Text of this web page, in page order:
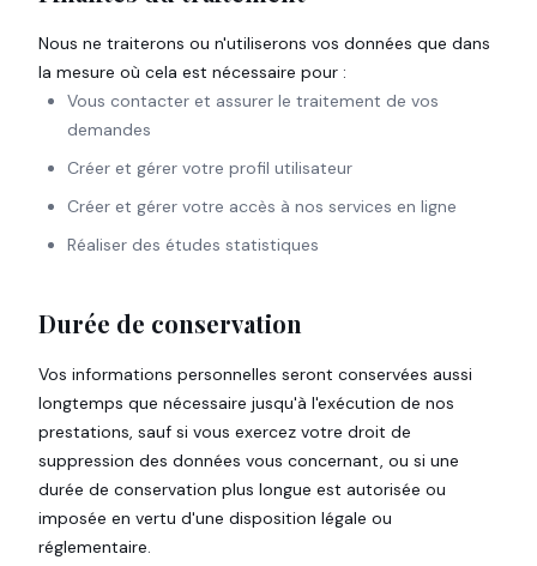
Nous ne traiterons ou n'utiliserons vos données que dans
la mesure où cela est nécessaire pour :
Vous contacter et assurer le traitement de vos
demandes
Créer et gérer votre profil utilisateur
Créer et gérer votre accès à nos services en ligne
Réaliser des études statistiques
Durée de conservation
Vos informations personnelles seront conservées aussi
longtemps que nécessaire jusqu'à l'exécution de nos
prestations, sauf si vous exercez votre droit de
suppression des données vous concernant, ou si une
durée de conservation plus longue est autorisée ou
imposée en vertu d'une disposition légale ou
réglementaire.